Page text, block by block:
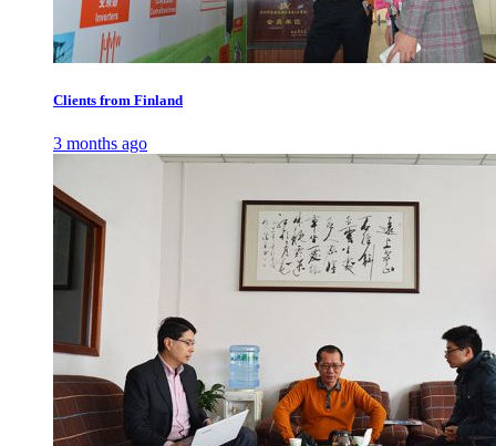
Clients from Finland
3 months ago